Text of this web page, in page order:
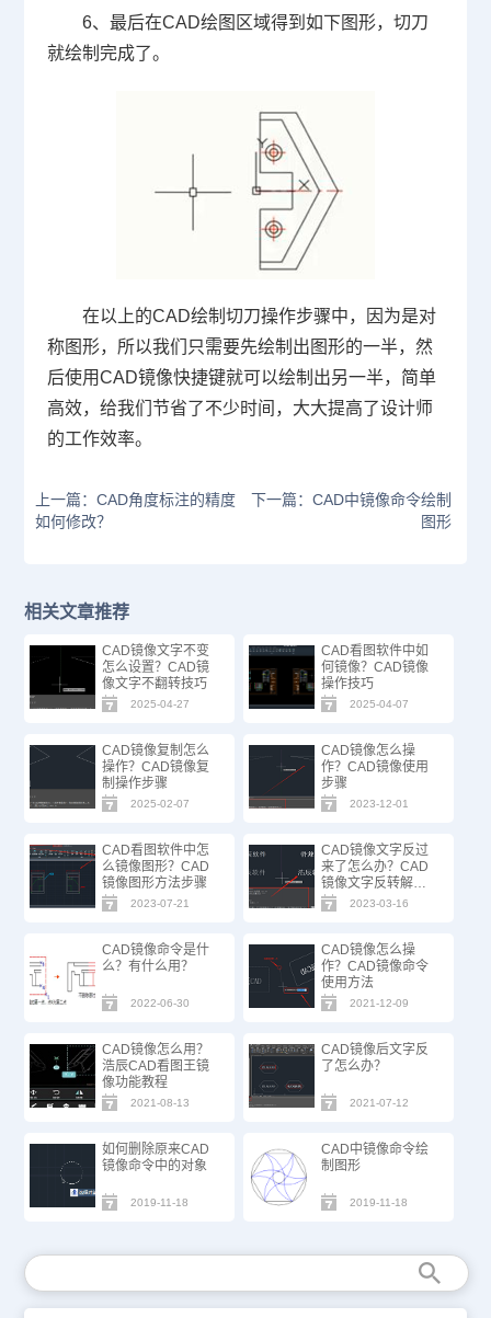
6、最后在CAD绘图 区域得到如下图形，切刀
就绘制完成了。
在以上的CAD绘制切刀操作步骤中，因为是对
称图形，所以我们只需要先绘制出图形的一半，然
后使用CAD镜像快捷键就可以绘制出另一半，简单
高效，给我们节省了不少时间，大大提高了设计师
的工作效率。
上一篇：CAD角度标注的精度
如何修改？
下一篇：CAD中镜像命令绘制
图形
相关文章推荐
CAD镜像文字不变
怎么设置？CAD镜
像文字不翻转技巧
2025-04-27
CAD看图软件中如
何镜像？CAD镜像
操作技巧
2025-04-07
CAD镜像复制怎么
操作？CAD镜像复
制操作步骤
2025-02-07
CAD镜像怎么操
作？CAD镜像使用
步骤
2023-12-01
CAD看图软件中怎
么镜像图形？CAD
镜像图形方法步骤
2023-07-21
CAD镜像文字反过
来了怎么办？CAD
镜像文字反转解决
办法
2023-03-16
CAD镜像命令是什
么？有什么用？
2022-06-30
CAD镜像怎么操
作？CAD镜像命令
使用方法
2021-12-09
CAD镜像怎么用？
浩辰CAD看图王镜
像功能教程
2021-08-13
CAD镜像后文字反
了怎么办？
2021-07-12
如何删除原来CAD
镜像命令中的对象
2019-11-18
CAD中镜像命令绘
制图形
2019-11-18